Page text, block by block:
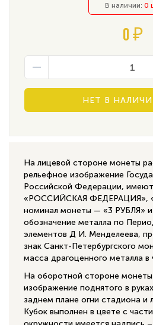
В наличии: 0
0 ₽
НЕТ В
На лицевой стороне монеты
рельефное изображение
Российской Федерации,
«РОССИЙСКАЯ ФЕДЕРАЦИЯ»,
номинал монеты — «3 РУБЛЯ» и
обозначение металла по
элементов Д И. Менделеева,
знак Санкт-Петербургского
масса драгоценного металла в
На оборотной стороне
изображение поднятого в
заднем плане огни стадиона и
Кубок выполнен в цвете с